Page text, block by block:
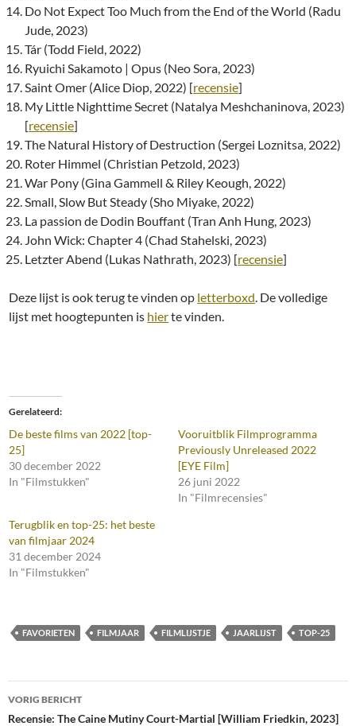
Do Not Expect Too Much from the End of the World (Radu
Jude, 2023)
Tár (Todd Field, 2022)
Ryuichi Sakamoto | Opus (Neo Sora, 2023)
Saint Omer (Alice Diop, 2022) [recensie]
My Little Nighttime Secret (Natalya Meshchaninova, 2023)
[recensie]
The Natural History of Destruction (Sergei Loznitsa, 2022)
Roter Himmel (Christian Petzold, 2023)
War Pony (Gina Gammell & Riley Keough, 2022)
Small, Slow But Steady (Sho Miyake, 2022)
La passion de Dodin Bouffant (Tran Anh Hung, 2023)
John Wick: Chapter 4 (Chad Stahelski, 2023)
Letzter Abend (Lukas Nathrath, 2023) [recensie]
Deze lijst is ook terug te vinden op letterboxd . De volledige
lijst met hoogtepunten is hierte vinden.
Gerelateerd
De beste films van 2022 [top-
25]
30 december 2022
In "Filmstukken"
Vooruitblik Filmprogramma
Previously Unreleased 2022
[EYE Film]
26 juni 2022
In "Filmrecensies"
Terugblik en top-25: het beste
van filmjaar 2024
31 december 2024
In "Filmstukken"
FAVORIETEN FILMJAAR FILMLIJSTJE JAARLIJST TOP-25
Bericht
navigatie
VORIG BERICHT
Recensie: The Caine Mutiny Court-Martial [William Friedkin, 2023]